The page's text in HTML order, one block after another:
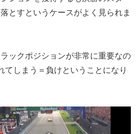
とすというケースがよく見られま
ックポジションが非常に重要なの
てしまう＝負けということになり